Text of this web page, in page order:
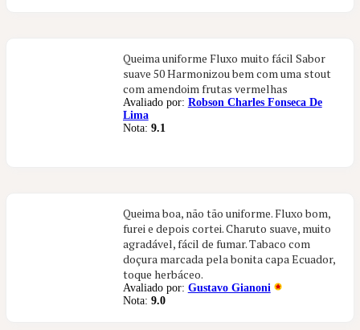
Queima uniforme Fluxo muito fácil Sabor
suave 50 Harmonizou bem com uma stout
com amendoim frutas vermelhas
Avaliado por: Robson Charles Fonseca De
Lima
Nota: 9.1
Queima boa, não tão uniforme. Fluxo bom,
furei e depois cortei. Charuto suave, muito
agradável, fácil de fumar. Tabaco com
doçura marcada pela bonita capa Ecuador,
toque herbáceo.
Avaliado por: Gustavo Gianoni
Nota: 9.0